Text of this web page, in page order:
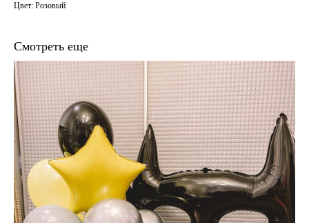
Цвет: Розовый
Смотреть еще